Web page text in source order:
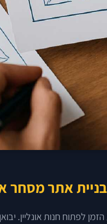
בניית אתר מסחר
חנות אונליין.